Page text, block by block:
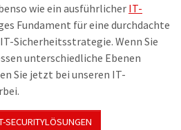
wie ein ausführlicher IT-
Fundament für eine durchdachte
Sicherheitsstrategie. Wenn Sie
unterschiedliche Ebenen
Sie jetzt bei unseren IT-
SECURITYLÖSUNGEN